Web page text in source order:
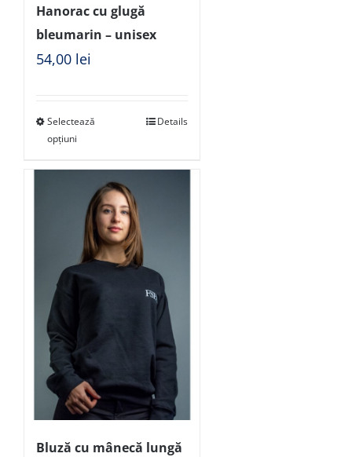
Hanorac cu glugă
bleumarin – unisex
54,00 lei
Selectează
opțiuni
Details
Bluză cu mânecă lungă